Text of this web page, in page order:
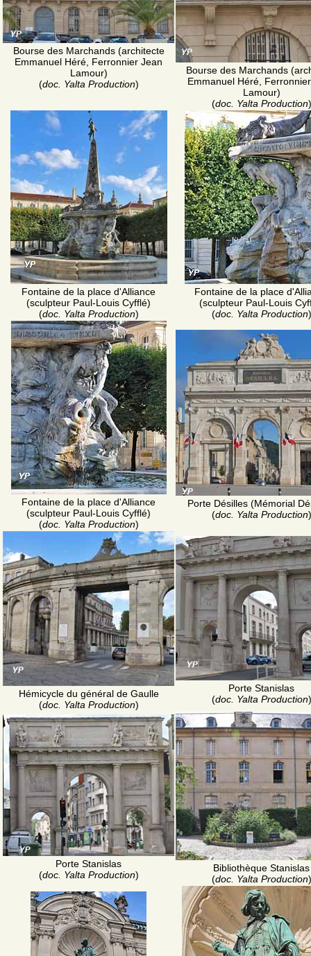
Bourse des Marchands (architecte
Emmanuel Héré, Ferronnier Jean
Lamour)
(doc. Yalta Production)
Bourse des Marchands
Emmanuel Héré,
Lamour)
(doc. Yalta Production)
Fontaine de la place d'Alliance
(sculpteur Paul-Louis Cyfflé)
(doc. Yalta Production)
Fontaine de la place
(sculpteur Paul-Louis
(doc. Yalta Production)
Fontaine de la place d'Alliance
(sculpteur Paul-Louis Cyfflé)
(doc. Yalta Production)
Porte Désilles (Mémorial
(doc. Yalta Production)
Hémicycle du général de Gaulle
(doc. Yalta Production)
Porte Stanislas
(doc. Yalta Production)
Porte Stanislas
(doc. Yalta Production)
Bibliothèque Stanislas
(doc. Yalta Production)